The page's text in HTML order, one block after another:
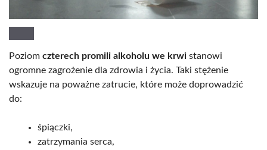
Poziom czterech promili alkoholu we krwi stanowi
ogromne zagrożenie dla zdrowia i życia. Taki stężenie
wskazuje na poważne zatrucie, które może doprowadzić
do:
śpiączki,
zatrzymania serca,